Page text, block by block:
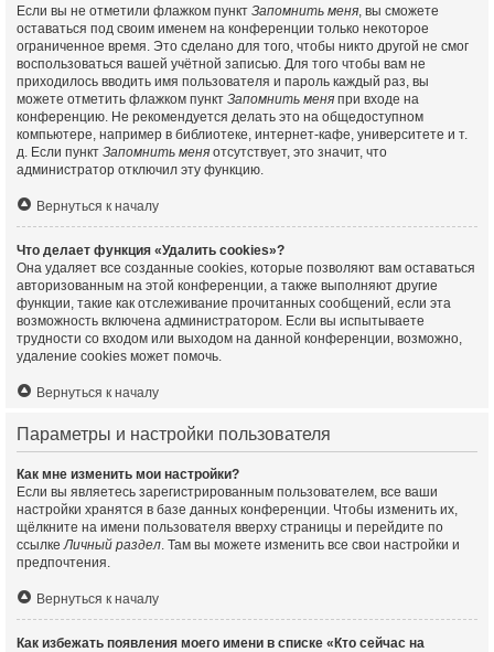
Если вы не отметили флажком пункт Запомнить меня, вы сможете
оставаться под своим именем на конференции только некоторое
ограниченное время. Это сделано для того, чтобы никто другой не смог
воспользоваться вашей учётной записью. Для того чтобы вам не
приходилось вводить имя пользователя и пароль каждый раз, вы
можете отметить флажком пункт Запомнить меня при входе на
конференцию. Не рекомендуется делать это на общедоступном
компьютере, например в библиотеке, интернет-кафе, университете и т.
д. Если пункт Запомнить меня отсутствует, это значит, что
администратор отключил эту функцию.
Вернуться к началу
Что делает функция «Удалить cookies»?
Она удаляет все созданные cookies, которые позволяют вам оставаться
авторизованным на этой конференции, а также выполняют другие
функции, такие как отслеживание прочитанных сообщений, если эта
возможность включена администратором. Если вы испытываете
трудности со входом или выходом на данной конференции, возможно,
удаление cookies может помочь.
Вернуться к началу
Параметры и настройки пользователя
Как мне изменить мои настройки?
Если вы являетесь зарегистрированным пользователем, все ваши
настройки хранятся в базе данных конференции. Чтобы изменить их,
щёлкните на имени пользователя вверху страницы и перейдите по
ссылкеЛичный раздел. Там вы можете изменить все свои настройки и
предпочтения.
Вернуться к началу
Как избежать появления моего имени в списке «Кто сейчас на